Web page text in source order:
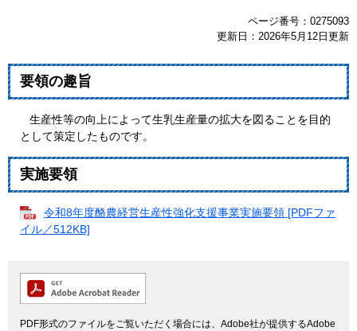
ページ番号：0275093
更新日：2026年5月12日更新
要領の趣旨
生産性等の向上によって生乳生産量の拡大を図ることを目的
として策定したものです。
実施要領
令和8年度酪農経営生産性強化支援事業実施要領 [PDFファ
イル／512KB]
PDF形式のファイルをご覧いただく場合には、Adobe社が提供するAdobe